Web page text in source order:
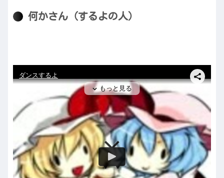
何かさん（するよの人）